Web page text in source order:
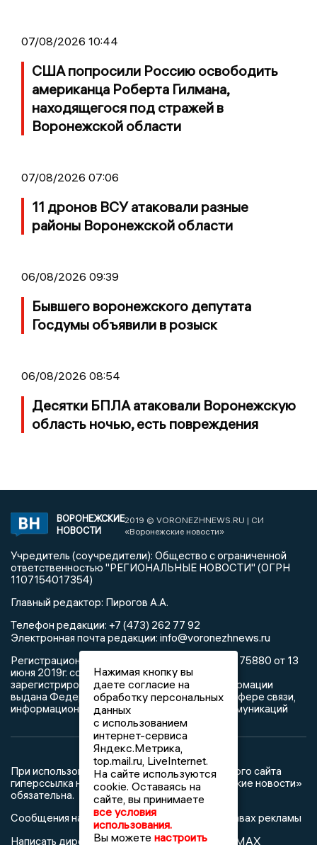
07/08/2026 10:44
США попросили Россию освободить
американца Роберта Гилмана,
находящегося под стражей в
Воронежской области
07/08/2026 07:06
11 дронов ВСУ атаковали разные
районы Воронежской области
06/08/2026 09:39
Бывшего воронежского депутата
Госдумы объявили в розыск
06/08/2026 08:54
Десятки БПЛА атаковали Воронежскую
область ночью, есть повреждения
ВОРОНЕЖСКИЕ
НОВОСТИ
2019 © VORONEZHNEWS.RU | СИ
«Воронежские новости»
Учредитель (соучредители): Общество с ограниченной
ответственностью "РЕГИОНАЛЬНЫЕ НОВОСТИ" (ОГРН
1107154017354)
Главный редактор: Пирогов А.А.
Телефон редакции: +7 (473) 262 77 92
Электронная почта редакции: info@voronezhnews.ru
Регистрационный номер: серия Эл № ФС 77 - 75880 от 13
июня 2019г. согласно выписке из реестра
зарегистрированных средств массовой информации
выдана Федеральной службой по надзору в сфере связи,
информационных технологий и массовых коммуникаций
При использовании любого материала с данного сайта
гиперссылка на Сетевое издание «Воронежские новости»
обязательна.
Сообщения на сером фоне размещены на правах рекламы
Написать директору в телеграм@mazov MAX
Нажимая кнопку вы
даете согласие на
обработку персональных
данных
с использованием
интернет-сервиса
Яндекс.Метрика,
top.mail.ru, LiveInternet.
На сайте используются
cookie. Оставаясь на
сайте, вы принимаете
все условия
использования.
Вы можете настроить